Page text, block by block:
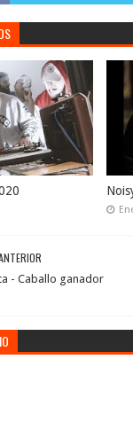
- Caballo ganador